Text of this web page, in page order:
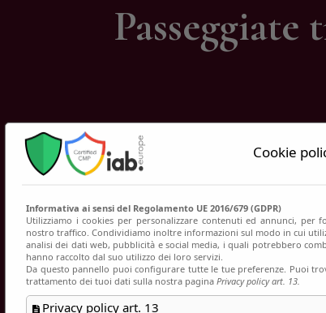
Cookie
Informativa ai sensi del Regolamento UE 2016/679 (GDPR)
Utilizziamo i cookies per personalizzare contenuti ed annunci, per
nostro traffico. Condividiamo inoltre informazioni sul modo in cui
analisi dei dati web, pubblicità e social media, i quali potrebbero
hanno raccolto dal suo utilizzo dei loro servizi.
Da questo pannello puoi configurare tutte le tue preferenze. Puoi
trattamento dei tuoi dati sulla nostra pagina Privacy policy art. 13.
Privacy policy art. 13